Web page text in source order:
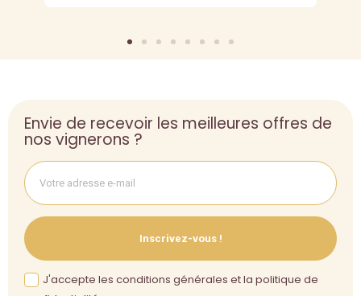
Envie de recevoir les meilleures offres de
nos vignerons ?
Inscrivez-vous !
J'accepte les conditions générales et la politique de